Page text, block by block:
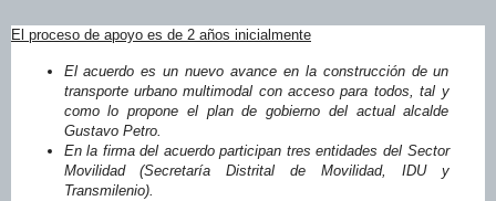
El proceso de apoyo es de 2 años inicialmente
El acuerdo es un nuevo avance en la construcción de un
transporte urbano multimodal con acceso para todos, tal y
como lo propone el plan de gobierno del actual alcalde
Gustavo Petro.
En la firma del acuerdo participan tres entidades del Sector
Movilidad (Secretaría Distrital de Movilidad, IDU y
Transmilenio).